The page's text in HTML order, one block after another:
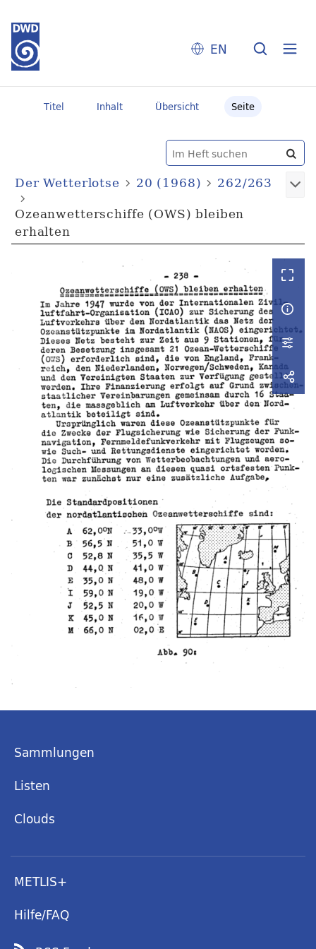
EN
Titel Inhalt Übersicht Seite
Der Wetterlotse 20 (1968)
262/263
Ozeanwetterschiffe (OWS) bleiben
erhalten
Sammlungen
Listen
Clouds
METLIS+
Hilfe/FAQ